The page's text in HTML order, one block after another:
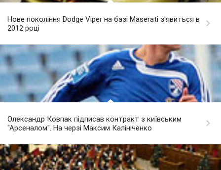
Нове покоління Dodge Viper на базі Maserati з'явиться в
2012 році
Олександр Ковпак підписав контракт з київським
"Арсеналом". На черзі Максим Калініченко